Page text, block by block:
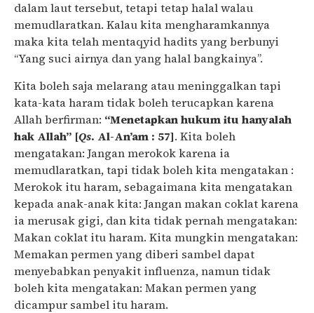
dalam laut tersebut, tetapi tetap halal walau
memudlaratkan. Kalau kita mengharamkannya
maka kita telah mentaqyid hadits yang berbunyi
“Yang suci airnya dan yang halal bangkainya”.
Kita boleh saja melarang atau meninggalkan tapi
kata-kata haram tidak boleh terucapkan karena
Allah berfirman: “Menetapkan hukum itu hanyalah
hak Allah” [Qs. Al-An’am : 57]. Kita boleh
mengatakan: Jangan merokok karena ia
memudlaratkan, tapi tidak boleh kita mengatakan :
Merokok itu haram, sebagaimana kita mengatakan
kepada anak-anak kita: Jangan makan coklat karena
ia merusak gigi, dan kita tidak pernah mengatakan:
Makan coklat itu haram. Kita mungkin mengatakan:
Memakan permen yang diberi sambel dapat
menyebabkan penyakit influenza, namun tidak
boleh kita mengatakan: Makan permen yang
dicampur sambel itu haram.